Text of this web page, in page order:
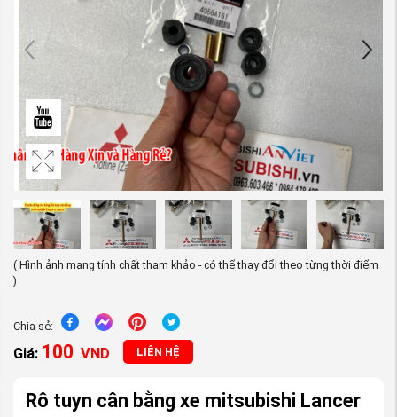
( Hình ảnh mang tính chất tham khảo - có thể thay đổi theo từng thời điểm
)
Chia sẻ:
Giá: 100 VND LIÊN HỆ
Rô tuyn cân bằng xe mitsubishi Lancer